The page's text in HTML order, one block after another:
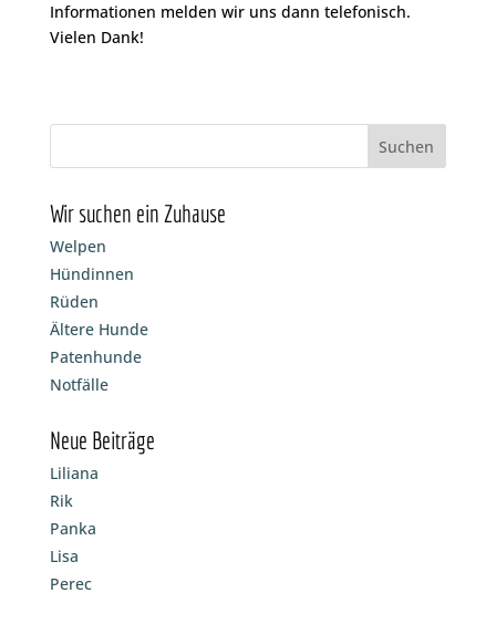
Informationen melden wir uns dann telefonisch.
Vielen Dank!
Wir suchen ein Zuhause
Welpen
Hündinnen
Rüden
Ältere Hunde
Patenhunde
Notfälle
Neue Beiträge
Liliana
Rik
Panka
Lisa
Perec